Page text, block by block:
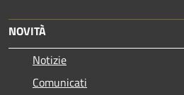
NOVITÀ
Notizie
Comunicati